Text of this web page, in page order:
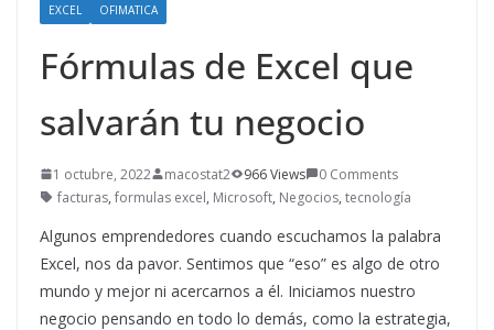
EXCEL OFIMATICA
Fórmulas de Excel que
salvarán tu negocio
1 octubre, 2022 macostat2 966 Views
0 Comments
facturas, formulas excel, Microsoft, Negocios, tecnología
Algunos emprendedores cuando escuchamos la palabra
Excel, nos da pavor. Sentimos que “eso” es algo de otro
mundo y mejor ni acercarnos a él. Iniciamos nuestro
negocio pensando en todo lo demás, como la estrategia,